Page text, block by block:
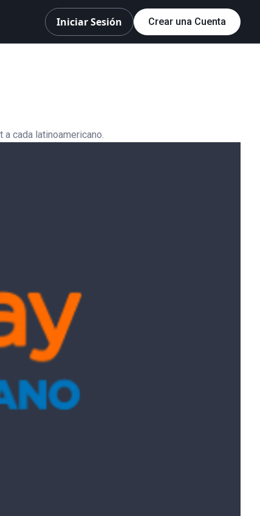
Iniciar Sesión Crear una Cuenta
cada latinoamericano.